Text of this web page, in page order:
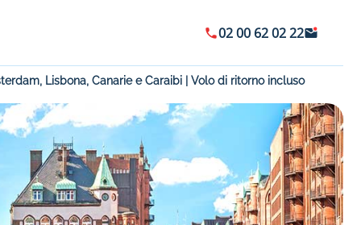
02 00 62 02 22
Lisbona, Canarie e Caraibi | Volo di ritorno incluso